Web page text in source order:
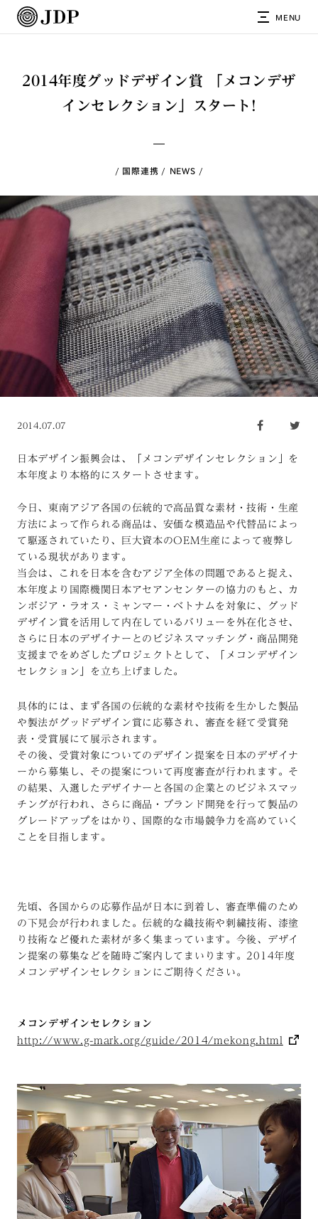
MENU
2014年度グッドデザイン賞 「メコンデザ
インセレクション」スタート!
国際連携 NEWS
2014.07.07
日本デザイン振興会は、「メコンデザインセレクション」を
本年度より本格的にスタートさせます。
今日、東南アジア各国の伝統的で高品質な素材・技術・生産
方法によって作られる商品は、安価な模造品や代替品によっ
て駆逐されていたり、巨大資本のOEM生産によって疲弊し
ている現状があります。
当会は、これを日本を含むアジア全体の問題であると捉え、
本年度より国際機関日本アセアンセンターの協力のもと、カ
ンボジア・ラオス・ミャンマー・ベトナムを対象に、グッド
デザイン賞を活用して内在しているバリューを外在化させ、
さらに日本のデザイナーとのビジネスマッチング・商品開発
支援までをめざしたプロジェクトとして、「メコンデザイン
セレクション」を立ち上げました。
具体的には、まず各国の伝統的な素材や技術を生かした製品
や製法がグッドデザイン賞に応募され、審査を経て受賞発
表・受賞展にて展示されます。
その後、受賞対象についてのデザイン提案を日本のデザイナ
ーから募集し、その提案について再度審査が行われます。そ
の結果、入選したデザイナーと各国の企業とのビジネスマッ
チングが行われ、さらに商品・ブランド開発を行って製品の
グレードアップをはかり、国際的な市場競争力を高めていく
ことを目指します。
先頃、各国からの応募作品が日本に到着し、審査準備のため
の下見会が行われました。伝統的な織技術や刺繍技術、漆塗
り技術など優れた素材が多く集まっています。今後、デザイ
ン提案の募集などを随時ご案内してまいります。2014年度
メコンデザインセレクションにご期待ください。
メコンデザインセレクション
http://www.g-mark.org/guide/2014/mekong.html